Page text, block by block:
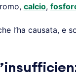
calcio,
l’ha causata, e